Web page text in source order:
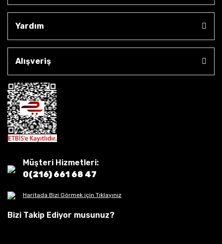
Yardım
Alışveriş
Müşteri Hizmetleri:
0(216) 661 68 47
Haritada Bizi Görmek için Tıklayınız
Bizi Takip Ediyor musunuz?